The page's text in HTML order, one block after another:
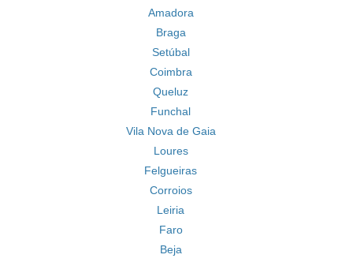
Amadora
Braga
Setúbal
Coimbra
Queluz
Funchal
Vila Nova de Gaia
Loures
Felgueiras
Corroios
Leiria
Faro
Beja